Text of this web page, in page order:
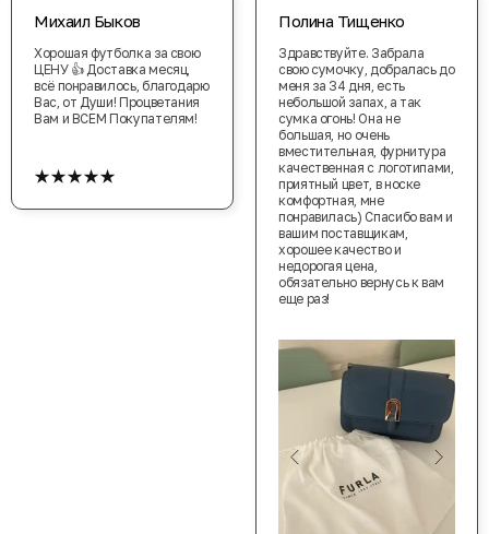
Михаил Быков
Хорошая футболка за свою
ЦЕНУ 👍 Доставка месяц,
всё понравилось, благодарю
Вас, от Души! Процветания
Вам и ВСЕМ Покупателям!
★★★★★
Полина Тищенко
Здравствуйте. Забрала
свою сумочку, добралась до
меня за 34 дня, есть
небольшой запах, а так
сумка огонь! Она не
большая, но очень
вместительная, фурнитура
качественная с логотипами,
приятный цвет, в носке
комфортная, мне
понравилась) Спасибо вам и
вашим поставщикам,
хорошее качество и
недорогая цена,
обязательно вернусь к вам
еще раз!